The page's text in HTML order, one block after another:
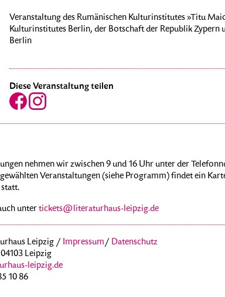
Veranstaltung des Rumänischen Kulturinstitutes »Titu
Kulturinstitutes Berlin, der Botschaft der Republik Zypern
Berlin
Diese Veranstaltung teilen
nehmen wir zwischen 9 und 16 Uhr unter der
Veranstaltungen (siehe Programm) findet ein
statt.
untertickets@literaturhaus-leipzig.de
Leipzig / Impressum/ Datenschutz
Leipzig
leipzig.de
10 86